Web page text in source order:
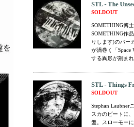
STL - The
SOLDOUT
SOMETHING博
SOMETHING作
りします)のパー
が渦巻く「Space
する異形が刻ま
STL - Things
SOLDOUT
Stephan Laubner
スカのビートに
盤。スローモー